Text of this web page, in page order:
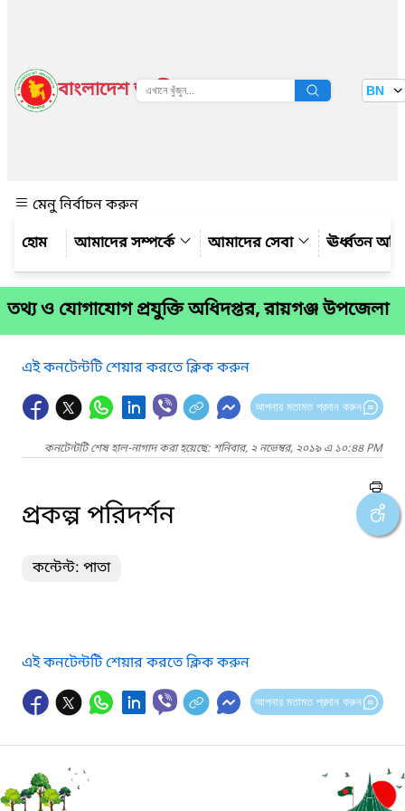
বাংলাদেশ জাতীয় তথ্য বাতায়ন BN
মেনু নির্বাচন করুন
আমাদের সম্পর্কে
আমাদের সেবা ঊর্ধ্বতন
তথ্য ও যোগাযোগ প্রযুক্তি অধিদপ্তর, রায়গঞ্জ উপজেলা
এই কনটেন্টটি শেয়ার করতে ক্লিক করুন
আপনার মতামত প্রদান করুন
কনটেন্টটি শেষ হাল-নাগাদ করা হয়েছে: শনিবার, ২ নভেম্বর, ২০১৯ এ ১০:৪৪ PM
প্রকল্প পরিদর্শন
কন্টেন্ট: পাতা
এই কনটেন্টটি শেয়ার করতে ক্লিক করুন
আপনার মতামত প্রদান করুন